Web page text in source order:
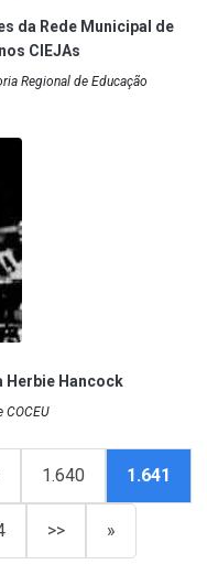
da Rede Municipal de
CIEJAs
Regional de Educação
Herbie Hancock
1.640 1.641
>> »